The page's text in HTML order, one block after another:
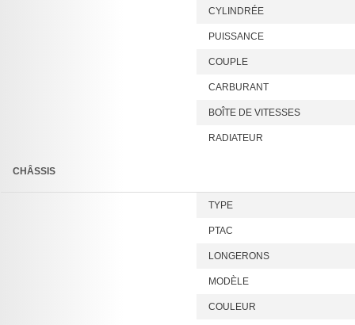
CYLINDRÉE
PUISSANCE
COUPLE
CARBURANT
BOÎTE DE VITESSES
RADIATEUR
CHÂSSIS
TYPE
PTAC
LONGERONS
MODÈLE
COULEUR